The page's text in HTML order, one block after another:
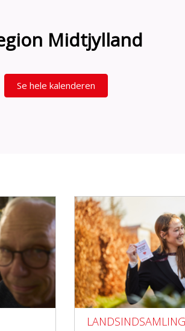
Midtjylland
Se hele kalenderen